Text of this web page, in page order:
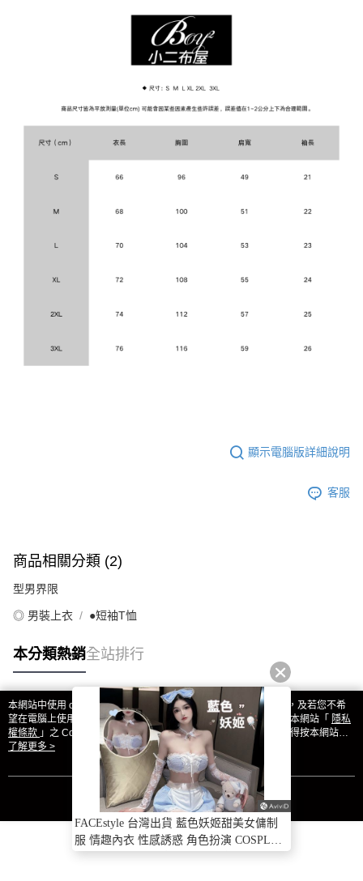
顯示電腦版詳細說明
客服
商品相關分類 (2)
型男界限
◎ 男裝上衣 ●短袖T恤
本分類熱銷全站排行
熱門標籤
本網站中使用 cookie，欲查詢有關本網站使用 cookie 方式之詳情，及若您不希
望在電腦上使用 cookie 時應如何變更電腦的 cookie 設定，請參閱本網站「 隱私
權條款 」之 Cookie 聲明。您繼續使用本網站即表示您同意本公司得按本網站使
用條款之 Cookie 聲明使用 cookie。
了解更多 >
我知道了
FACEstyle 台灣出貨 藍色妖姬甜美女傭制
服 情趣內衣 性感誘惑 角色扮演 COSPLAY